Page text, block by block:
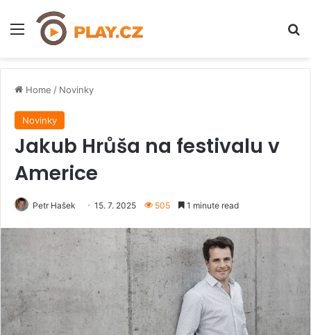
Menu
Home / Novinky
Novinky
Jakub Hrůša na festivalu v
Americe
Petr Hašek 15. 7. 2025 505 1 minute read